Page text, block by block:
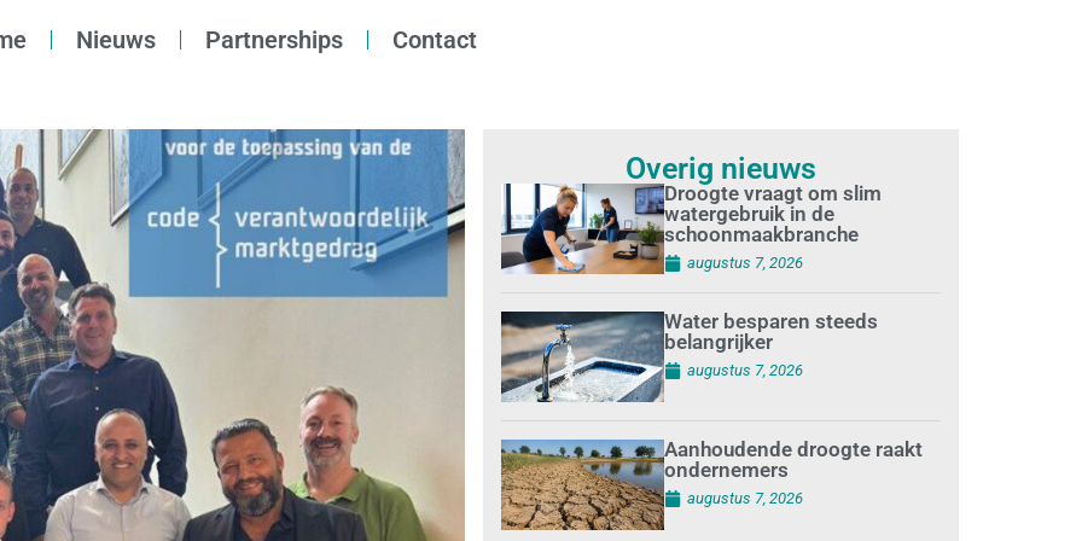
Nieuws Partnerships Contact
Overig nieuws
Droogte vraagt om slim
watergebruik in de
schoonmaakbranche
augustus 7, 2026
Water besparen steeds
belangrijker
augustus 7, 2026
Aanhoudende droogte raakt
ondernemers
augustus 7, 2026